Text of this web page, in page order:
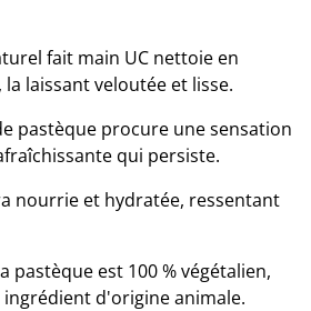
fait main UC nettoie en
laissant veloutée et lisse.
pastèque procure une sensation
qui persiste.
nourrie et hydratée, ressentant
pastèque est 100 % végétalien,
d'origine animale.